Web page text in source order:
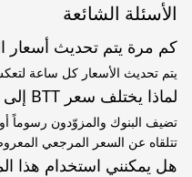
الأسئلة الشائعة
كم مرة يتم تحديث
يتم تحديث الأسعار كل ساعة
لماذا يختلف سعر BTT إلى NOK عن سعر البنك؟
تضيف البنوك والمزوّدون رسوماً
تتلقاه عن السعر المرجعي
هل يمكنني استخدام هذا